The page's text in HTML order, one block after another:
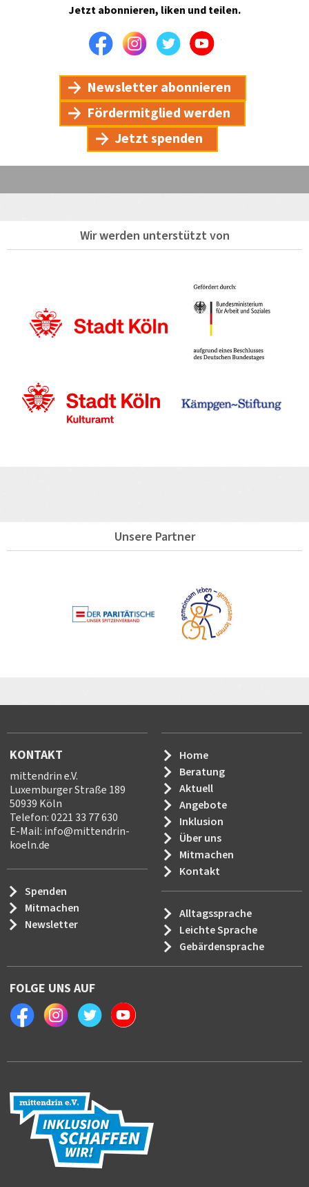
Jetzt abonnieren, liken und teilen.
FacebookInstagramTwitterYoutube
Newsletter abonnieren
Fördermitglied werden
Jetzt spenden
Wir werden unterstützt von
Unsere Partner
KONTAKT
mittendrin e.V.
Luxemburger Straße 189
50939 Köln
Telefon: 0221 33 77 630
E-Mail: info@mittendrin-
koeln.de
Spenden
Mitmachen
Newsletter
Home
Beratung
Aktuell
Angebote
Inklusion
Über uns
Mitmachen
Kontakt
Alltagssprache
Leichte Sprache
Gebärdensprache
FOLGE UNS AUF
FacebookInstagramTwitter